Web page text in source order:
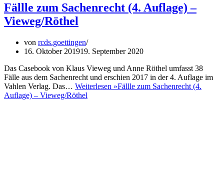
Fällle zum Sachenrecht (4. Auflage) –
Vieweg/Röthel
von rcds.goettingen
16. Oktober 201919. September 2020
Das Casebook von Klaus Vieweg und Anne Röthel umfasst 38
Fälle aus dem Sachenrecht und erschien 2017 in der 4. Auflage im
Vahlen Verlag. Das… Weiterlesen »Fällle zum Sachenrecht (4.
Auflage) – Vieweg/Röthel